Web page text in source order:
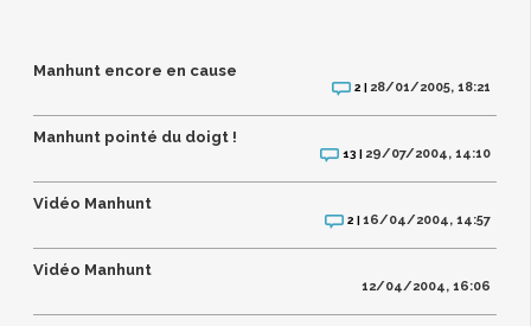
Manhunt encore en cause
2 | 28/01/2005, 18:21
Manhunt pointé du doigt !
13 | 29/07/2004, 14:10
Vidéo Manhunt
2 |16/04/2004, 14:57
Vidéo Manhunt
12/04/2004, 16:06